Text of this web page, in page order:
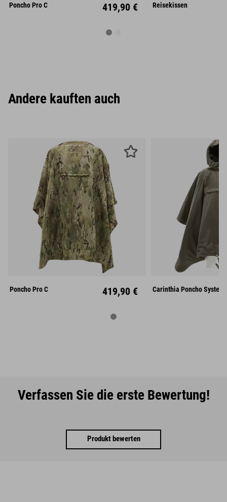
Unisize
Poncho Pro C 419,90 € Reisekissen
Andere kauften auch
Unisize
Poncho Pro C 419,90 € Carinthia Poncho System
Verfassen Sie die erste Bewertung!
Produkt bewerten